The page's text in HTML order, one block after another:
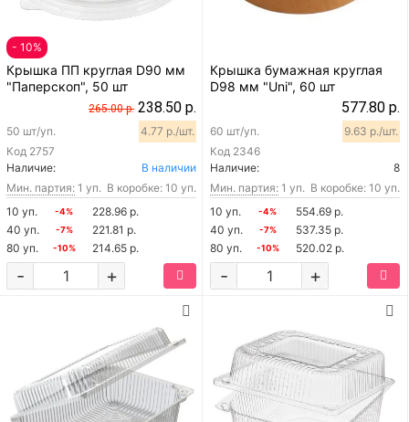
- 10%
Крышка ПП круглая D90 мм
"Паперскоп", 50 шт
265.00 р. 238.50 р.
Код 2757
50 шт/уп. 4.77 р./шт.
Наличие:
В наличии
Мин. партия: 1 уп. В коробке: 10 уп.
10 уп.
-4%
228.96 р.
40 уп.
-7%
221.81 р.
80 уп.
-10% 214.65 р.
+
-
Крышка бумажная круглая
D98 мм "Uni", 60 шт
577.80 р.
Код 2346
60 шт/уп. 9.63 р./шт.
Наличие:
8
Мин. партия: 1 уп. В коробке: 10 уп.
10 уп.
-4%
554.69 р.
40 уп.
-7%
537.35 р.
80 уп.
-10% 520.02 р.
+
-